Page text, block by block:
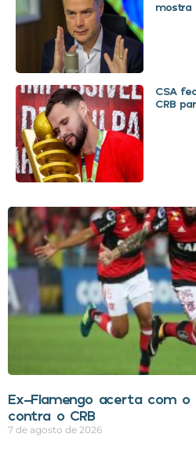
mostra
CSA
CRB
Ex-Flamengo acerta com o
contra o CRB
7 de agosto de 2026